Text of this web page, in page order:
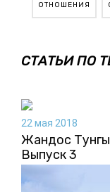
ОТНОШЕНИЯ
СТАТЬИ ПО
22 мая 2018
Жандос
Выпуск 3